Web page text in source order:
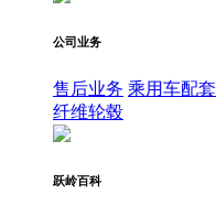
公司业务
售后业务 乘用车配套
纤维轮毂
跃岭百科